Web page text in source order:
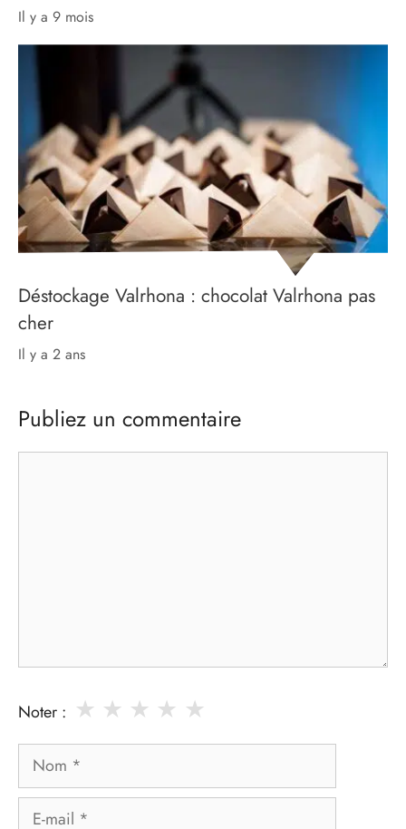
il y a 9 mois
Déstockage Valrhona : chocolat Valrhona pas
cher
il y a 2 ans
Publiez un commentaire
Noter : ★
★
★
★
★
Nom